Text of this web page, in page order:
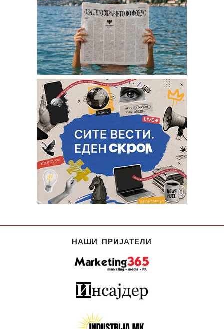
НАШИ ПРИЈАТЕЛИ